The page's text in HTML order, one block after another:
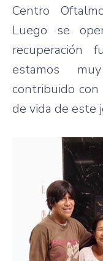
Centro
Luego se
recuperación
estamos
contribuido con
de vida de este